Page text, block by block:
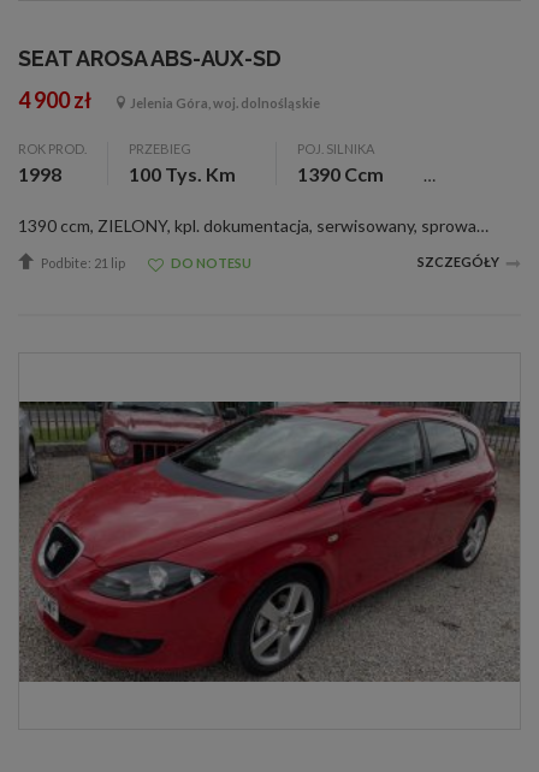
SEAT AROSA ABS-AUX-SD
4 900 zł Jelenia Góra, woj. dolnośląskie
ROK PROD.
1998
PRZEBIEG
100 Tys. Km
POJ. SILNIKA
1390 Ccm
1390 ccm, ZIELONY, kpl. dokumentacja, serwisowany, sprowadzony, ABS, alarm, c. zamek, el. otw. szyby (2), komputer pokł., 2 pod. pow., wspom. kier.,
Podbite: 21 lip DO NOTESU SZCZEGÓŁY